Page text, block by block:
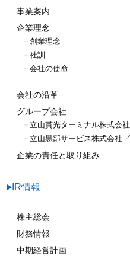
事業案内
企業理念
創業理念
社訓
会社の使命
会社の沿革
グループ会社
立山貫光ターミナル株式会社
立山黒部サービス株式会社
企業の責任と取り組み
IR情報
株主総会
財務情報
中期経営計画